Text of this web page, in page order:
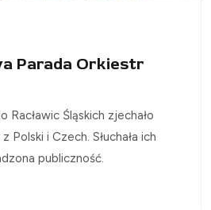
Parada Orkiestr
Racławic Śląskich zjechało
i Czech. Słuchała ich
publiczność.